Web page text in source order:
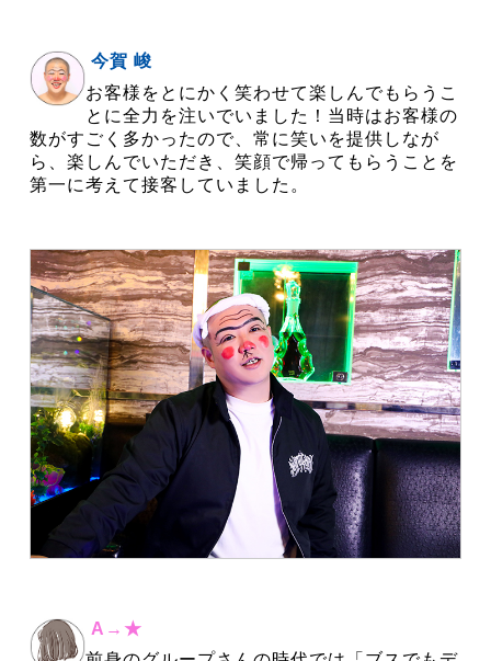
今賀 峻
お客様をとにかく笑わせて楽しんでもらうこ
とに全力を注いでいました！当時はお客様の
数がすごく多かったので、常に笑いを提供しなが
ら、楽しんでいただき、笑顔で帰ってもらうことを
第一に考えて接客していました。
A→★